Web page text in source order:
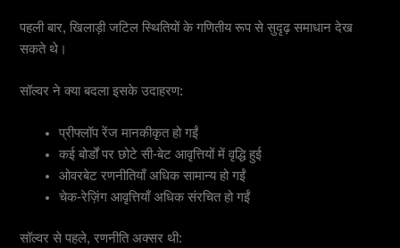
पहली बार, खिलाड़ी जटिल स्थितियों के गणितीय रूप से सुदृढ़ समाधान देख
सकते थे।
सॉल्वर ने क्या बदला इसके उदाहरण:
प्रीफ्लॉप रेंज मानकीकृत हो गईं
कई बोर्डों पर छोटे सी-बेट आवृत्तियों में वृद्धि हुई
ओवरबेट रणनीतियाँ अधिक सामान्य हो गईं
चेक-रेज़िंग आवृत्तियाँ अधिक संरचित हो गईं
सॉल्वर से पहले, रणनीति अक्सर थी: